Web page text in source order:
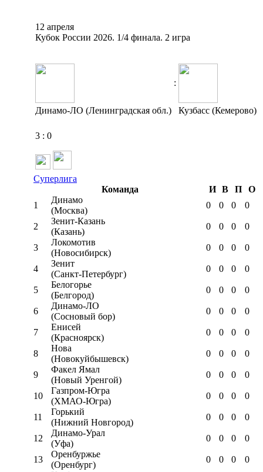
12 апреля
Кубок России 2026. 1/4 финала. 2 игра
:
Динамо-ЛО (Ленинградская обл.) Кузбасс (Кемерово)
3 : 0
Суперлига
Команда
И В П
О
1
Динамо
(Москва)
0 0 0 0
2
Зенит-Казань
(Казань)
0 0 0 0
3
Локомотив
(Новосибирск)
0 0 0 0
4
Зенит
(Санкт-Петербург)
0 0 0 0
5
Белогорье
(Белгород)
0 0 0 0
6
Динамо-ЛО
(Сосновый бор)
0 0 0 0
7
Енисей
(Красноярск)
0 0 0 0
8
Нова
(Новокуйбышевск)
0 0 0 0
9
Факел Ямал
(Новый Уренгой)
0 0 0 0
10
Газпром-Югра
(ХМАО-Югра)
0 0 0 0
11
Горький
(Нижний Новгород)
0 0 0 0
12
Динамо-Урал
(Уфа)
0 0 0 0
13
Оренбуржье
(Оренбург)
0 0 0 0